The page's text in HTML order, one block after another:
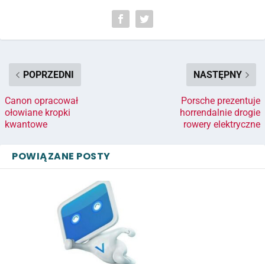
POPRZEDNI
Canon opracował
ołowiane kropki
kwantowe
NASTĘPNY
Porsche prezentuje
horrendalnie drogie
rowery elektryczne
POWIĄZANE POSTY